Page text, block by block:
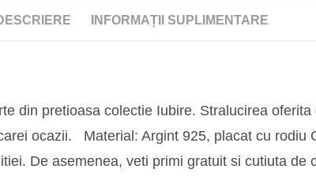
INFORMAȚII SUPLIMENTARE
din pretioasa colectie Iubire. Stralucirea
ocazii. Material: Argint 925, placat cu
De asemenea, veti primi gratuit si cutiuta de